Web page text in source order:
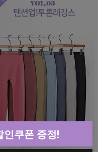
쿠폰 증정!